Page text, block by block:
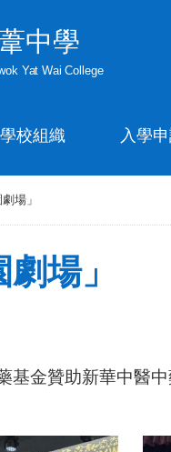
中學
Yat Wai College
學校組織 入學
場」
場」
基金贊助新華中醫